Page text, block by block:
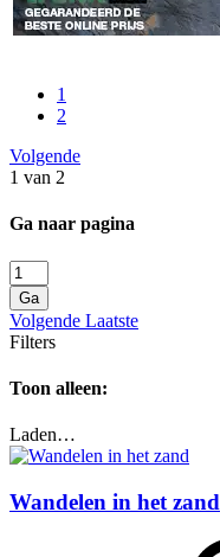
1
2
Volgende
1 van 2
Ga naar pagina
Ga
Volgende Laatste
Filters
Toon alleen:
Laden…
Wandelen in het zand